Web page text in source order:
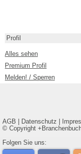
Profil
Alles sehen
Premium Profil
Melden! / Sperren
AGB Datenschutz
© Copyright
Folgen Sie uns: